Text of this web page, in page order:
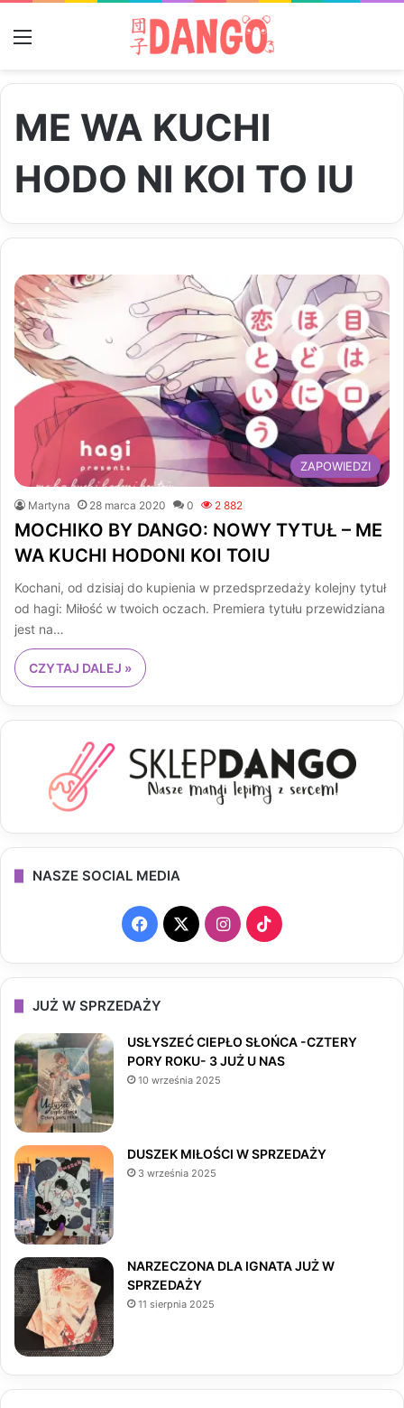
ME WA KUCHI
HODO NI KOI TO IU
ZAPOWIEDZI
Martyna 28 marca 2020 0 2 882
MOCHIKO BY DANGO: NOWY TYTUŁ – ME
WA KUCHI HODONI KOI TOIU
Kochani, od dzisiaj do kupienia w przedsprzedaży kolejny tytuł
od hagi: Miłość w twoich oczach. Premiera tytułu przewidziana
jest na…
CZYTAJ DALEJ »
NASZE SOCIAL MEDIA
F
a
b
k
X
I
n
a
T
i
T
o
JUŻ W SPRZEDAŻY
USŁYSZEĆ CIEPŁO SŁOŃCA -CZTERY
PORY ROKU- 3 JUŻ U NAS
10 września 2025
DUSZEK MIŁOŚCI W SPRZEDAŻY
3 września 2025
NARZECZONA DLA IGNATA JUŻ W
SPRZEDAŻY
11 sierpnia 2025